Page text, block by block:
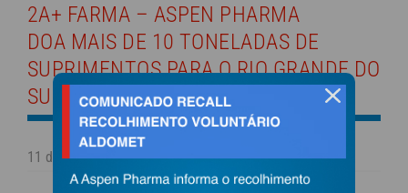
2A+ FARMA – ASPEN PHARMA
DOA MAIS DE 10 TONELADAS DE
SUPRIMENTOS PARA O RIO GRANDE DO
SUL
11 de julho de 2024